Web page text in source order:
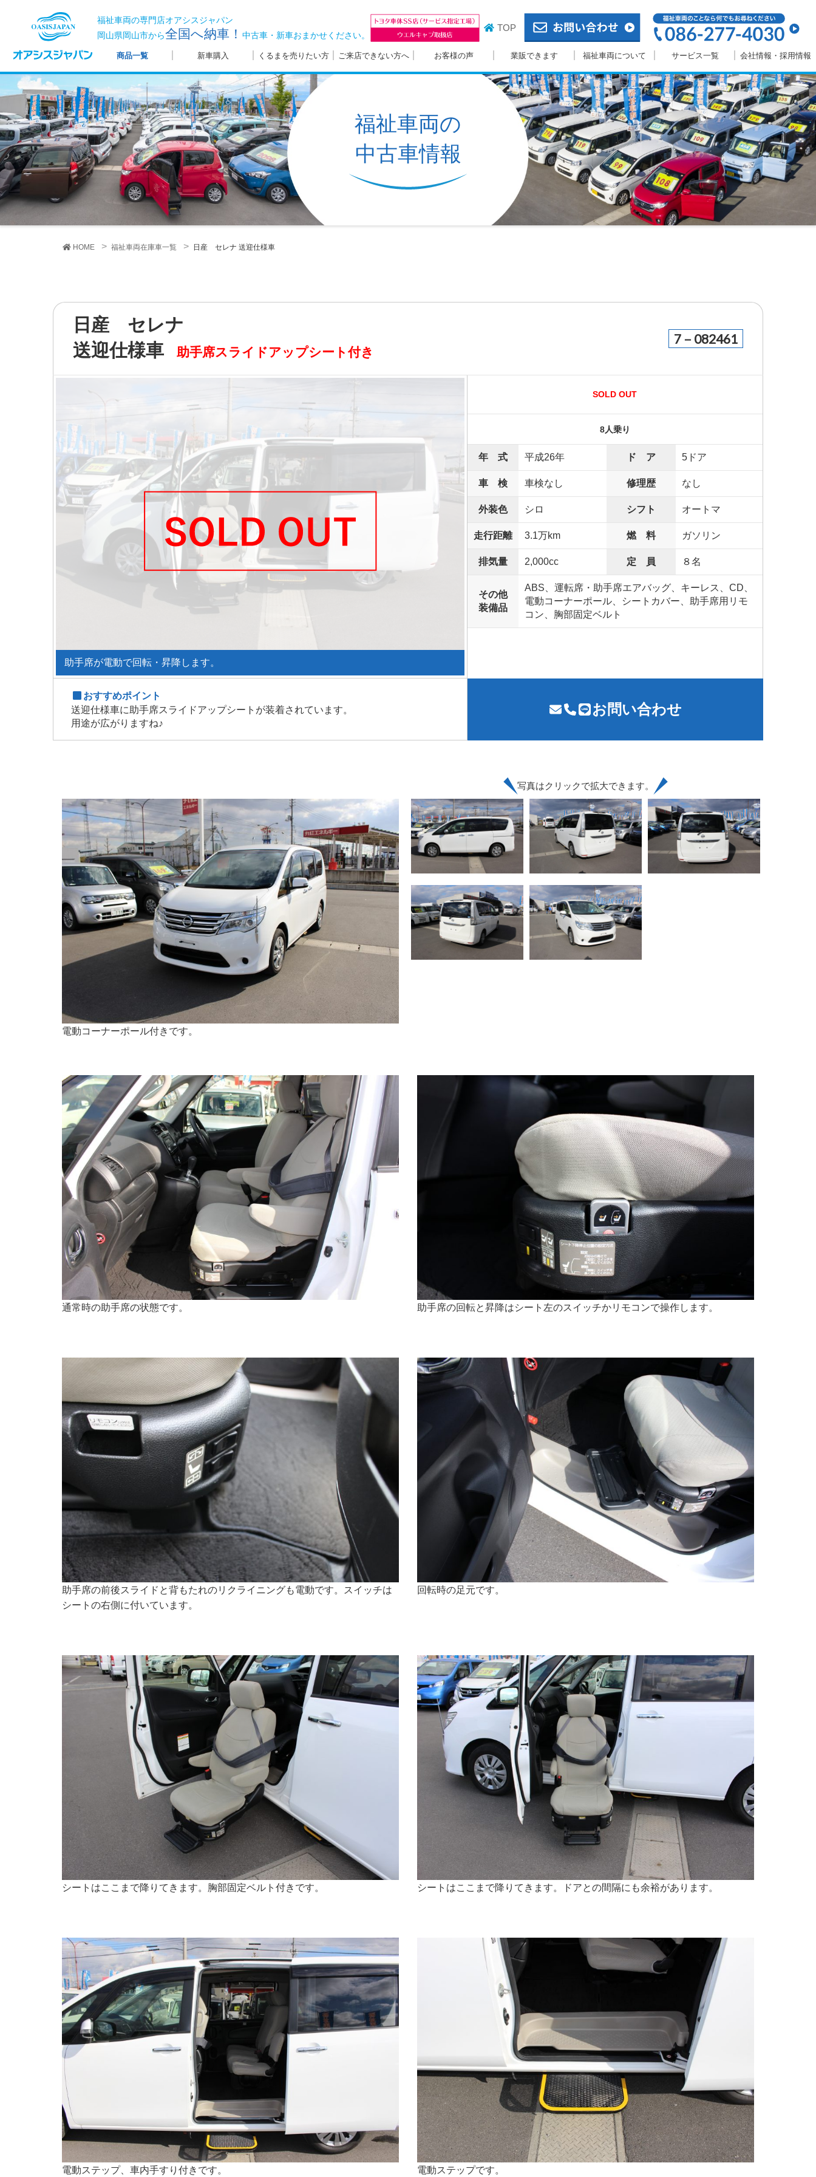
福祉車両の専門店オアシスジャパン
岡山県岡山市から全国へ納車！中古車・新車おまかせください。
TOP
商品一覧 新車購入 くるまを売りたい方 ご来店できない方へ お客様の声 業販できます 福祉車両について サービス一覧 会社情報・採用情報
福祉車両の
中古車情報
HOME 福祉車両在庫車一覧 日産 セレナ 送迎仕様車
日産 セレナ
送迎仕様車
助手席スライドアップシート付き
7－082461
助手席が電動で回転・昇降します。
SOLD OUT
8人乗り
年 式 平成26年 ド ア 5ドア
車 検 車検なし 修理歴 なし
外装色 シロ シフト オートマ
走行距離 3.1万km 燃 料 ガソリン
排気量 2,000cc 定 員 ８名
その他
装備品
ABS、運転席・助手席エアバッグ、キーレス、CD、
電動コーナーポール、シートカバー、助手席用リモ
コン、胸部固定ベルト
おすすめポイント
送迎仕様車に助手席スライドアップシートが装着されています。
用途が広がりますね♪
お問い合わせ
写真はクリックで拡大できます。
電動コーナーポール付きです。
通常時の助手席の状態です。 助手席の回転と昇降はシート左のスイッチかリモコンで操作します。
助手席の前後スライドと背もたれのリクライニングも電動です。スイッチは
シートの右側に付いています。
回転時の足元です。
シートはここまで降りてきます。胸部固定ベルト付きです。 シートはここまで降りてきます。ドアとの間隔にも余裕があります。
電動ステップ、車内手すり付きです。 電動ステップです。